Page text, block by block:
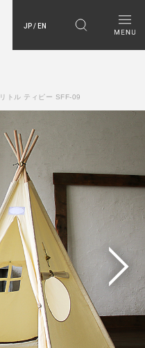
JP / EN
リトル ティピー SFF-09